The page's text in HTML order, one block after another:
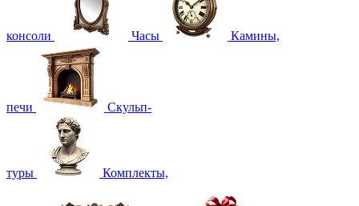
консоли Часы Камины,
печи Скульп-
туры Комплекты,